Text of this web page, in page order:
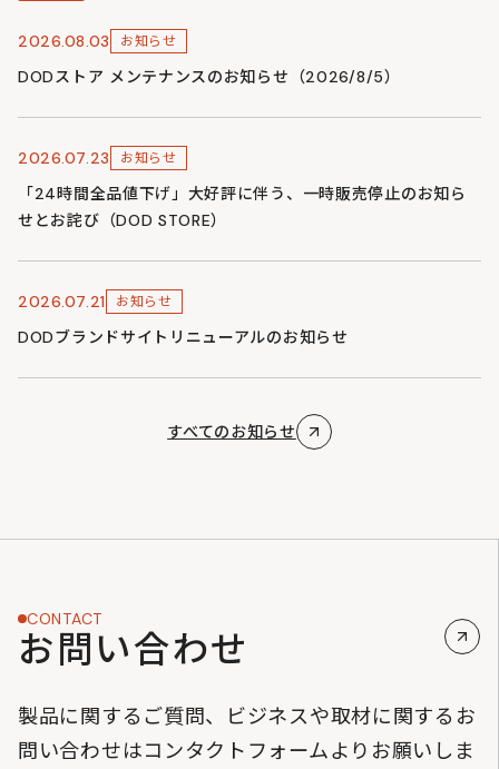
2026.08.03 お知らせ
DODストア メンテナンスのお知らせ（2026/8/5）
2026.07.23 お知らせ
「24時間全品値下げ」大好評に伴う、一時販売停止のお知ら
せとお詫び（DOD STORE）
2026.07.21 お知らせ
DODブランドサイトリニューアルのお知らせ
すべてのお知らせ
CONTACT
お問い合わせ
製品に関するご質問、ビジネスや取材に関するお
問い合わせはコンタクトフォームよりお願いしま